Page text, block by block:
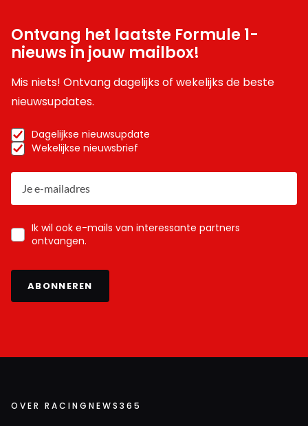
Ontvang het laatste Formule 1-
nieuws in jouw mailbox!
Mis niets! Ontvang dagelijks of wekelijks de beste
nieuwsupdates.
Dagelijkse nieuwsupdate
Wekelijkse nieuwsbrief
Ik wil ook e-mails van interessante partners
ontvangen.
ABONNEREN
OVER RACINGNEWS365